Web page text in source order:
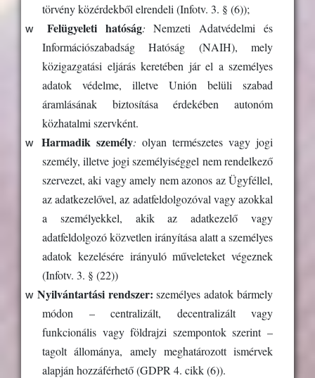
törvény közérdekből elrendeli (Infotv. 3. § (6));
w Felügyeleti hatóság: Nemzeti Adatvédelmi és
Információszabadság Hatóság (NAIH), mely
közigazgatási eljárás keretében jár el a személyes
adatok védelme, illetve Unión belüli szabad
áramlásának biztosítása érdekében autonóm
közhatalmi szervként.
w Harmadik személy: olyan természetes vagy jogi
személy, illetve jogi személyiséggel nem rendelkező
szervezet, aki vagy amely nem azonos az Ügyféllel,
az adatkezelővel, az adatfeldolgozóval vagy azokkal
a személyekkel, akik az adatkezelő vagy
adatfeldolgozó közvetlen irányítása alatt a személyes
adatok kezelésére irányuló műveleteket végeznek
(Infotv. 3. § (22))
w Nyilvántartási rendszer:személyes adatok bármely
módon – centralizált, decentralizált vagy
funkcionális vagy földrajzi szempontok szerint –
tagolt állománya, amely meghatározott ismérvek
alapján hozzáférhető (GDPR 4. cikk (6)).